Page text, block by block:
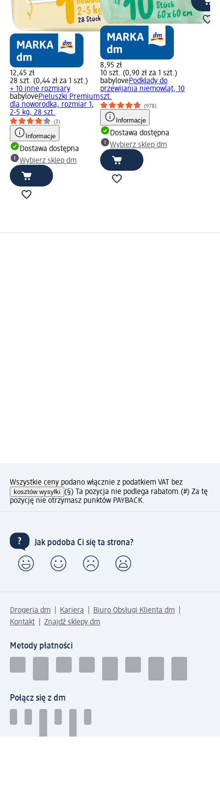
12,45 zł
28 szt. (0,44 zł za 1 szt.)
+ 10 inne rozmiary
babylovePieluszki Premium
dla noworodka, rozmiar 1,
2-5 kg, 28 szt.
(3)
Informacje
Dostawa dostępna
Wybierz sklep dm
8,95 zł
10 szt. (0,90 zł za 1 szt.)
babylovePodkłady do
przewijania niemowląt, 10
szt.
(978)
Informacje
Dostawa dostępna
Wybierz sklep dm
Wszystkie ceny podano włącznie z podatkiem VAT bez
kosztów wysyłki (§) Ta pozycja nie podlega rabatom.(#) Za tę
pozycję nie otrzymasz punktów PAYBACK.
Jak podoba Ci się ta strona?
Drogeria dm Kariera
Biuro Obsługi Klienta dm
Kontakt
Znajdź sklepy dm
Metody płatności
Połącz się z dm